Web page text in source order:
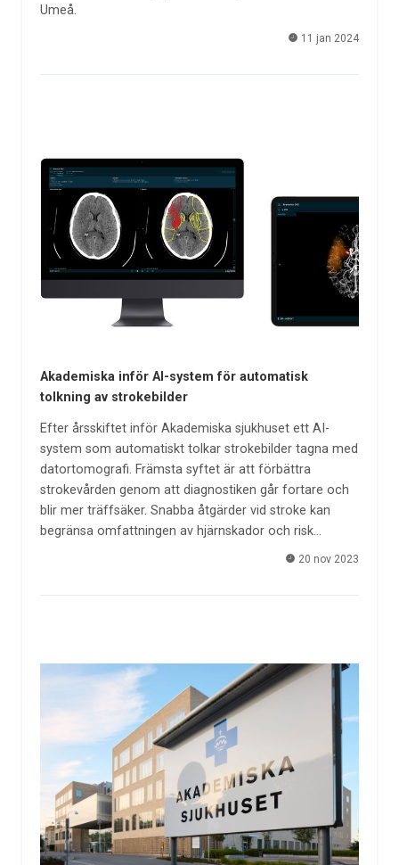
Umeå.
11 jan 2024
Akademiska inför AI-system för automatisk
tolkning av strokebilder
Efter årsskiftet inför Akademiska sjukhuset ett AI-
system som automatiskt tolkar strokebilder tagna med
datortomografi. Främsta syftet är att förbättra
strokevården genom att diagnostiken går fortare och
blir mer träffsäker. Snabba åtgärder vid stroke kan
begränsa omfattningen av hjärnskador och risk…
20 nov 2023